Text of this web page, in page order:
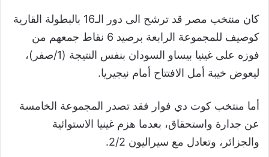
كان منتخب مصر قد ترشح الى دور الـ16 بالبطولة القارية
كوصيف للمجموعة الرابعة برصيد 6 نقاط جمعهم من
فوزه على غينيا بيساو السودان بنفس النتيجة (1/صفر)،
ليعوض خيبة أمل الافتتاح أمام نيجيريا.
أما منتخب كوت دي فوار فقد تصدر المجموعة الخامسة
عن جدارة واستحقاق، بعدما هزم غينيا الاستوائية
والجزائر، وتعادل مع سيراليون 2/2.